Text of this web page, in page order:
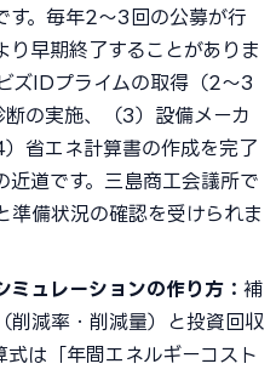
す。毎年2〜3回の公募が行
り早期終了することがありま
ズIDプライムの取得（2〜3
の実施、（3）設備メーカ
省エネ計算書の作成を完了
近道です。三島商工会議所で
準備状況の確認を受けられま
ュレーションの作り方： 補
削減率・削減量）と投資回収
は「年間エネルギーコスト